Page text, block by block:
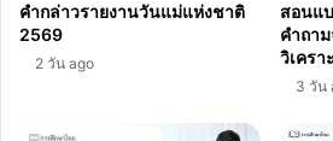
คำกล่าวรายงานวันแม่แห่งชาติ
2569
2 วัน ago
สอนแ
คำถา
วิเครา
3 วัน